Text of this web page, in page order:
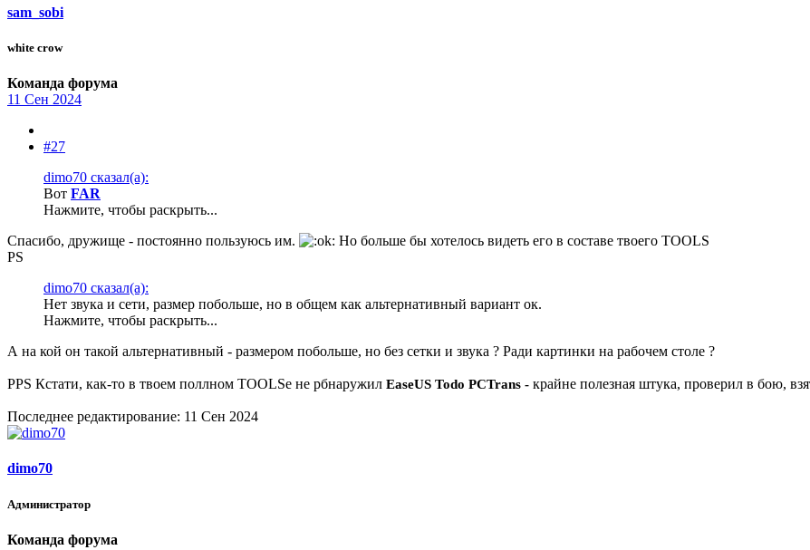
sam_sobi
white crow
Команда форума
11 Сен 2024
#27
dimo70 сказал(а):
Вот FAR
Нажмите, чтобы раскрыть...
Спасибо, дружище - постоянно пользуюсь им.
Но больше бы хотелось видеть его в составе твоего TOOLS
PS
dimo70 сказал(а):
Нет звука и сети, размер побольше, но в общем как альтернативный вариант ок.
Нажмите, чтобы раскрыть...
А на кой он такой альтернативный - размером побольше, но без сетки и звука ? Ради картинки на рабочем столе ?
PPS Кстати, как-то в твоем поллном TOOLSе не рбнаружил EaseUS Todo PCTrans - крайне полезная штука, проверил в бою,
Последнее редактирование: 11 Сен 2024
dimo70
Администратор
Команда форума